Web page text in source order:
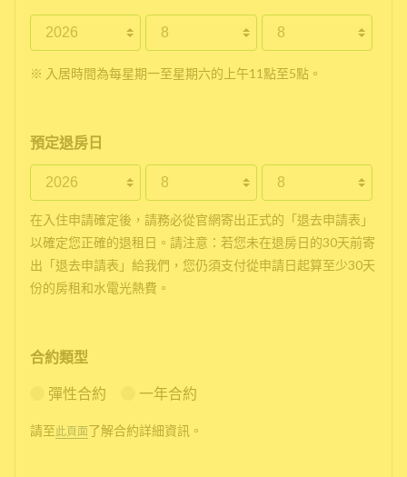
※ 入居時間為每星期一至星期六的上午11點至5點。
預定退房日
在入住申請確定後，請務必從官網寄出正式的「退去申請表」
以確定您正確的退租日。請注意：若您未在退房日的30天前寄
出「退去申請表」給我們，您仍須支付從申請日起算至少30天
份的房租和水電光熱費。
合約類型
彈性合約 一年合約
請至此頁面了解合約詳細資訊。